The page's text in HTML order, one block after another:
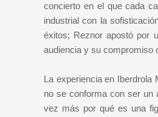
concierto en el que cada
industrial con la
éxitos; Reznor apostó por
audiencia y su compromiso
La experiencia en Iberdrola
no se conforma con ser un
vez más por qué es una